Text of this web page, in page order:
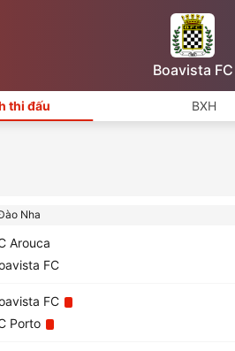
Boavista FC
thi đấu BXH
Nha
Arouca
FC
FC
Porto